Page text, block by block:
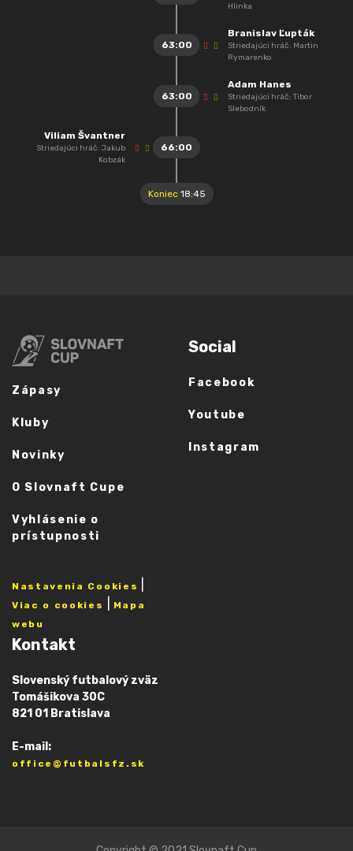
Hlinka
63:00
Branislav Ľupták
Striedajúci hráč: Martin
Rymarenko
63:00
Adam Hanes
Striedajúci hráč: Tibor
Slebodník
66:00
Viliam Švantner
Striedajúci hráč: Jakub
Kobzák
Koniec18:45
Zápasy
Kluby
Novinky
O Slovnaft Cupe
Vyhlásenie o
prístupnosti
Nastavenia Cookies
Viac o cookies
Mapa
webu
Social
Facebook
Youtube
Instagram
Kontakt
Slovenský futbalový zväz
Tomášikova 30C
821 01 Bratislava
E-mail:
office@futbalsfz.sk